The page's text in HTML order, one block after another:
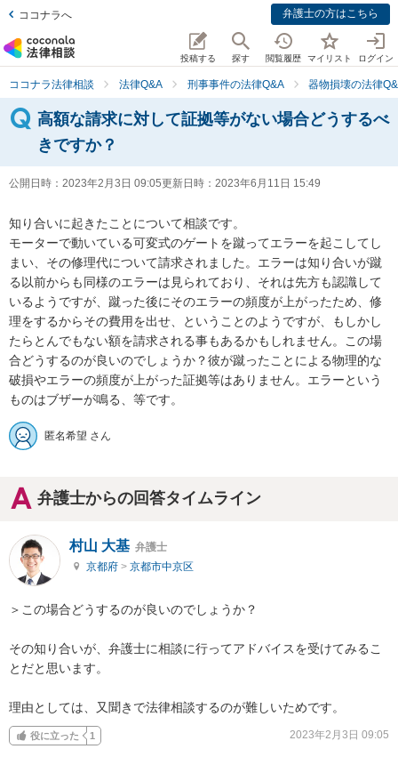
ココナラへ 弁護士の方はこちら
投稿する 探す 閲覧履歴 マイリスト ログイン
ココナラ法律相談 法律Q&A 刑事事件の法律Q&A 器物損壊の法律
高額な請求に対して証拠等がない場合どうするべ
きですか？
公開日時： 2023年2月3日 09:05更新日時： 2023年6月11日 15:49
知り合いに起きたことについて相談です。
モーターで動いている可変式のゲートを蹴ってエラーを起こしてし
まい、その修理代について請求されました。エラーは知り合いが蹴
る以前からも同様のエラーは見られており、それは先方も認識して
いるようですが、蹴った後にそのエラーの頻度が上がったため、修
理をするからその費用を出せ、ということのようですが、もしかし
たらとんでもない額を請求される事もあるかもしれません。この場
合どうするのが良いのでしょうか？彼が蹴ったことによる物理的な
破損やエラーの頻度が上がった証拠等はありません。エラーという
ものはブザーが鳴る、等です。
匿名希望 さん
弁護士からの回答タイムライン
村山 大基 弁護士
京都府 > 京都市中京区
＞この場合どうするのが良いのでしょうか？
その知り合いが、弁護士に相談に行ってアドバイスを受けてみるこ
とだと思います。
理由としては、又聞きで法律相談するのが難しいためです。
役に立った 1 2023年2月3日 09:05